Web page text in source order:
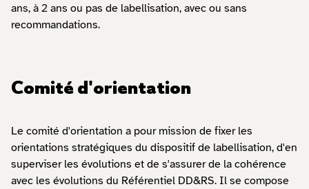
ans, à 2 ans ou pas de labellisation, avec ou sans
recommandations.
Comité d'orientation
Le comité d'orientation a pour mission de fixer les
orientations stratégiques du dispositif de labellisation, d'en
superviser les évolutions et de s'assurer de la cohérence
avec les évolutions du Référentiel DD&RS. Il se compose